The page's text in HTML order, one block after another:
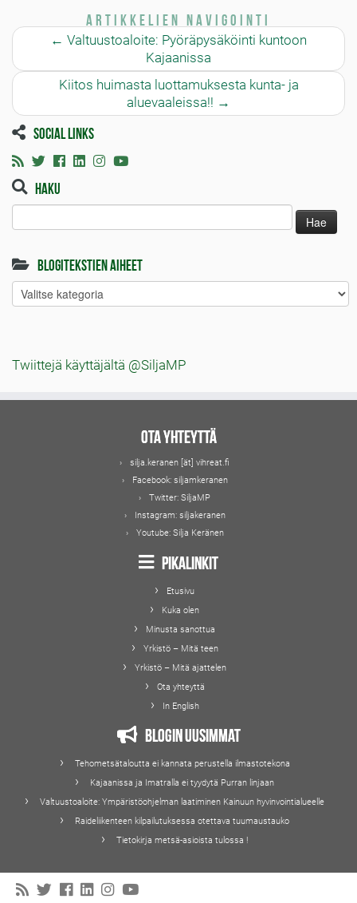
Artikkelien navigointi
← Valtuustoaloite: Pyöräpysäköinti kuntoon
Kajaanissa
Kiitos huimasta luottamuksesta kunta- ja
aluevaaleissa!! →
Social links
Haku
Blogitekstien aiheet
Blogitekstien
aiheet
Twiittejä käyttäjältä @SiljaMP
Ota yhteyttä
silja.keranen [ät] vihreat.fi
Facebook: siljamkeranen
Twitter: SiljaMP
Instagram: siljakeranen
Youtube: Silja Keränen
Pikalinkit
Etusivu
Kuka olen
Minusta sanottua
Yrkistö – Mitä teen
Yrkistö – Mitä ajattelen
Ota yhteyttä
In English
Blogin uusimmat
Tehometsätaloutta ei kannata perustella ilmastotekona
Kajaanissa ja Imatralla ei tyydytä Purran linjaan
Valtuustoaloite: Ympäristöohjelman laatiminen Kainuun hyvinvointialueelle
Raideliikenteen kilpailutuksessa otettava tuumaustauko
Tietokirja metsä-asioista tulossa !